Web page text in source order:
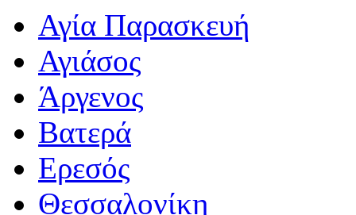
Αγία Παρασκευή
Αγιάσος
Άργενος
Βατερά
Ερεσός
Θεσσαλονίκη